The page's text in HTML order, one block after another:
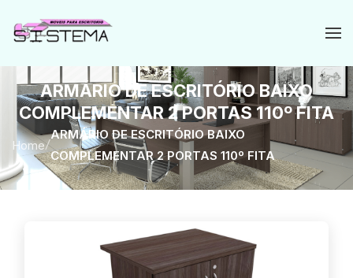
ARMÁRIO DE ESCRITÓRIO BAIXO
COMPLEMENTAR 2 PORTAS 110º FITA
Home/
ARMÁRIO DE ESCRITÓRIO BAIXO
COMPLEMENTAR 2 PORTAS 110º FITA